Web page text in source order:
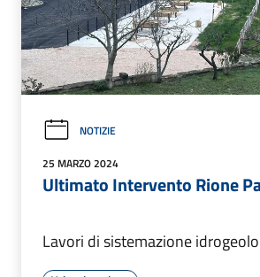
NOTIZIE
25 MARZO 2024
Ultimato Intervento Rione
Lavori di sistemazione